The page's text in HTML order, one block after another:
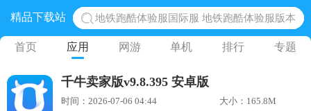
精品下载站
地铁跑酷体验服国际服 地铁跑酷体验服版本
网易光遇手游正版 点亮星空共庆周年
蛋仔派对下载 蛋仔派对体验服
奥特曼王者传奇 正版奥特曼游戏
首页 应用 网游 单机 排行 专题
千牛卖家版v9.8.395 安卓版
时间：2026-07-06 04:44
大小：165.8M